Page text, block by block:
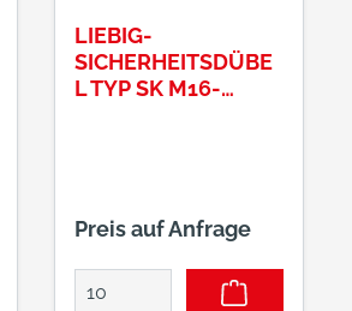
LIEBIG-
SICHERHEITSDÜBE
L TYP SK M16-
Preis auf Anfrage